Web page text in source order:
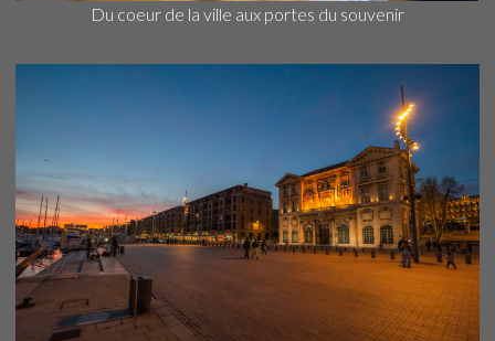
Du coeur de la ville aux portes du souvenir